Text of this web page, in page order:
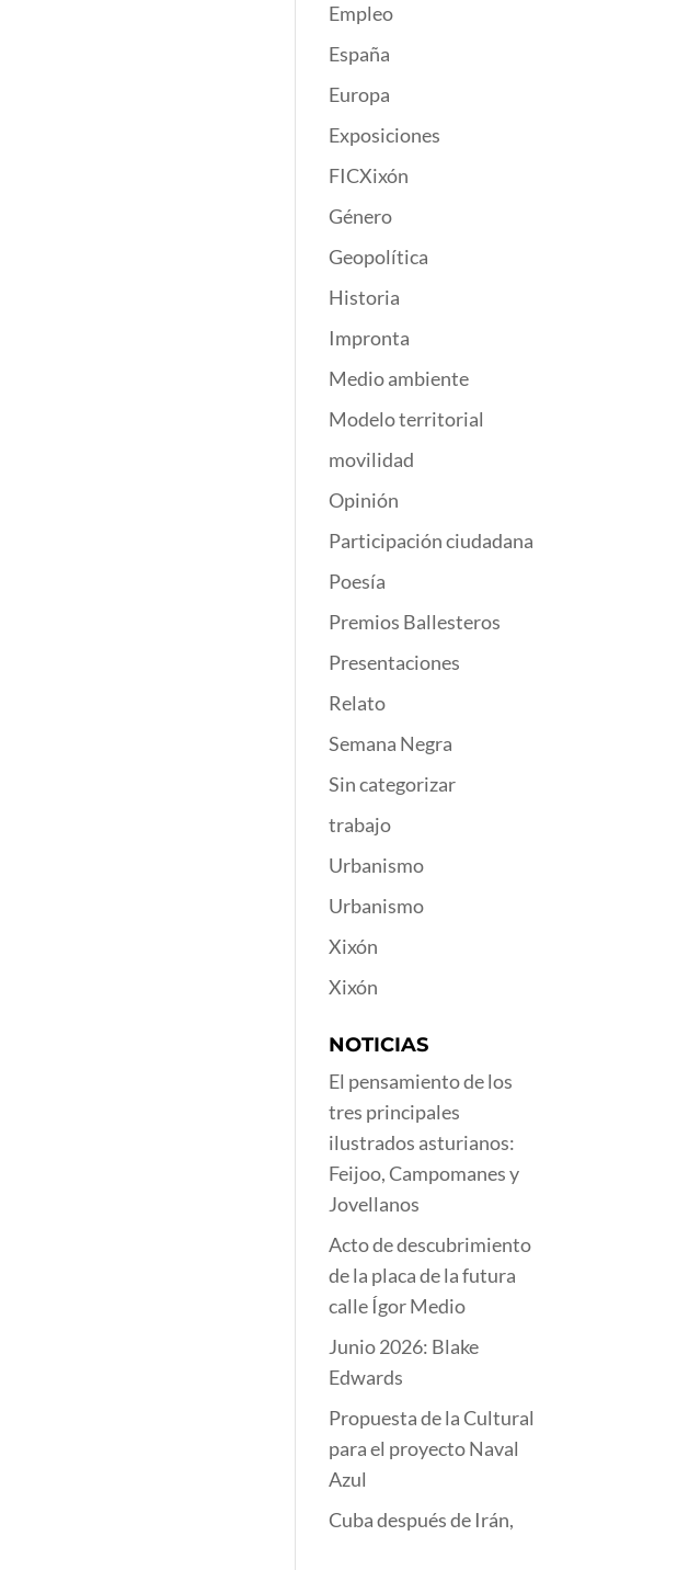
Empleo
España
Europa
Exposiciones
FICXixón
Género
Geopolítica
Historia
Impronta
Medio ambiente
Modelo territorial
movilidad
Opinión
Participación ciudadana
Poesía
Premios Ballesteros
Presentaciones
Relato
Semana Negra
Sin categorizar
trabajo
Urbanismo
Urbanismo
Xixón
Xixón
NOTICIAS
El pensamiento de los
tres principales
ilustrados asturianos:
Feijoo, Campomanes y
Jovellanos
Acto de descubrimiento
de la placa de la futura
calle Ígor Medio
Junio 2026: Blake
Edwards
Propuesta de la Cultural
para el proyecto Naval
Azul
Cuba después de Irán,